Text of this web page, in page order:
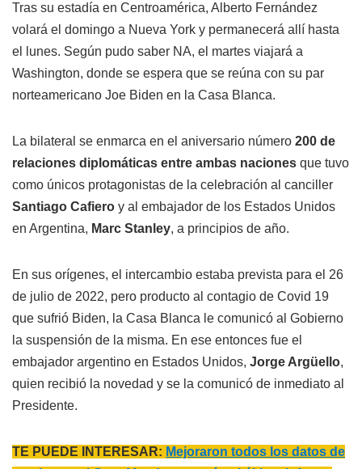
Tras su estadía en Centroamérica, Alberto Fernández
volará el domingo a Nueva York y permanecerá allí hasta
el lunes. Según pudo saber NA, el martes viajará a
Washington, donde se espera que se reúna con su par
norteamericano Joe Biden en la Casa Blanca.
La bilateral se enmarca en el aniversario número 200 de
relaciones diplomáticas entre ambas naciones que tuvo
como únicos protagonistas de la celebración al canciller
Santiago Cafiero y al embajador de los Estados Unidos
en Argentina, Marc Stanley, a principios de año.
En sus orígenes, el intercambio estaba prevista para el 26
de julio de 2022, pero producto al contagio de Covid 19
que sufrió Biden, la Casa Blanca le comunicó al Gobierno
la suspensión de la misma. En ese entonces fue el
embajador argentino en Estados Unidos, Jorge Argüello,
quien recibió la novedad y se la comunicó de inmediato al
Presidente.
TE PUEDE INTERESAR: Mejoraron todos los datos de